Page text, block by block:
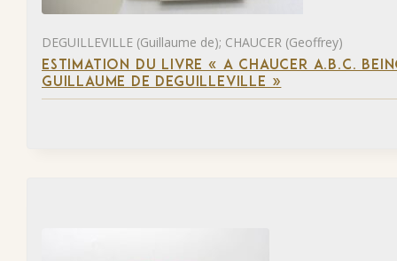
DEGUILLEVILLE (Guillaume de); CHAUCER (Geoffrey)
ESTIMATION DU LIVRE « A CHAUCER A.B.C.
GUILLAUME DE DEGUILLEVILLE »